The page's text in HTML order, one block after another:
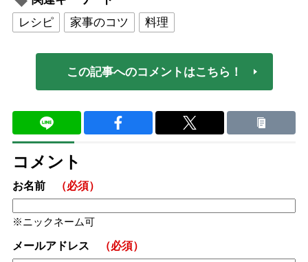
レシピ
家事のコツ 料理
この記事へのコメントはこちら！
コメント
お名前 （必須）
ニックネーム可
メールアドレス （必須）